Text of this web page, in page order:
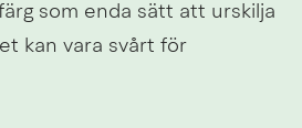
som enda sätt att urskilja
kan vara svårt för